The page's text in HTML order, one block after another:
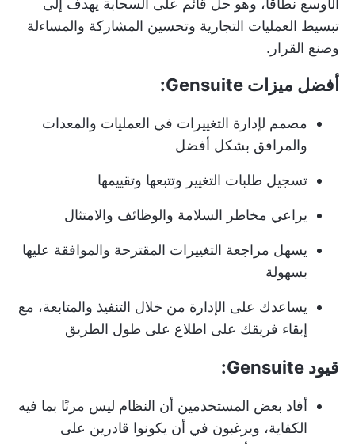
الأوسع نطاقًا، وهو حل قائم على السحابة يهدف إلى
تبسيط العمليات التجارية وتحسين المشاركة والمساءلة
وصنع القرار.
أفضل ميزات Gensuite:
مصمم لإدارة التغييرات في العمليات والمعدات
والمرافق بشكل أفضل
تسجيل طلبات التغيير وتتبعها وتقييمها
يراعي مخاطر السلامة والوظائف والامتثال
يسهل مراجعة التغييرات المقترحة والموافقة عليها
بسهولة
يساعدك على الإدارة من خلال التنفيذ والمتابعة، مع
إبقاء فريقك على اطلاع على طول الطريق
قيود Gensuite:
أفاد بعض المستخدمين أن النظام ليس مرنًا بما فيه
الكفاية، ويرغبون في أن يكونوا قادرين على